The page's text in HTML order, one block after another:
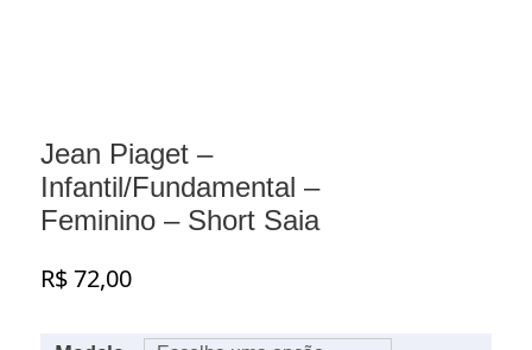
Jean Piaget –
Infantil/Fundamental –
Feminino – Short Saia
R$72,00